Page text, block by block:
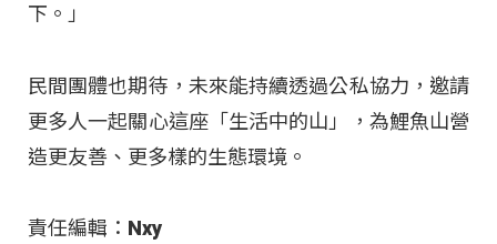
下。」​
民間團體也期待，未來能持續透過公私協力，邀請
更多人一起關心這座「生活中的山」，為鯉魚山營
造更友善、更多樣的生態環境。​
責任編輯：Nxy